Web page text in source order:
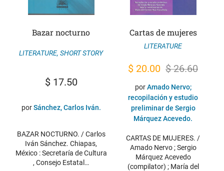
Bazar nocturno
LITERATURE, SHORT STORY
$17.50
porSánchez, Carlos Iván.
BAZAR NOCTURNO. / Carlos
Iván Sánchez. Chiapas,
México : Secretaría de Cultura
, Consejo Estatal…
Cartas de mujeres
LITERATURE
$26.60
Original
price
was:
$ 26.60.
$ 20.00 Current
price
is:
$ 20.00.
porAmado Nervo;
recopilación y estudio
preliminar de Sergio
Márquez Acevedo.
CARTAS DE MUJERES. /
Amado Nervo ; Sergio
Márquez Acevedo
(compilator) ; María del